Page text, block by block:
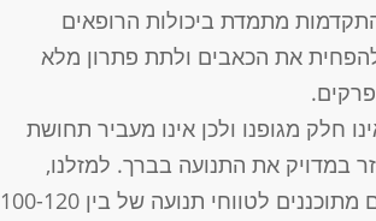
מתמדת ביכולות הרופאים
את הכאבים ולתת פתרון מלא
חלק מגופנו ולכן אינו מעביר תחושת
במדויק את התנועה בברך. למזלנו,
השתלים המודרניים מתוכננים לטווחי תנועה של בין 100-120